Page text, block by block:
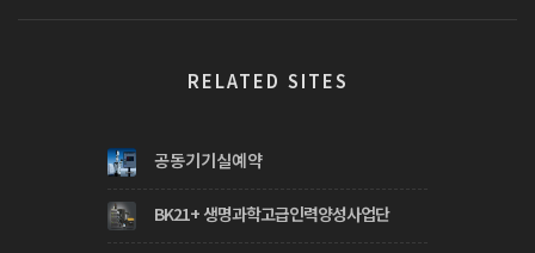
RELATED SITES
공동기기실예약
BK21+ 생명과학고급인력양성사업단